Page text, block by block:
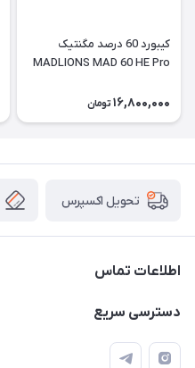
کیبورد 60 درصد مگنتیک
MADLIONS MAD 60 HE Pro
16,800,000 تومان
تحویل اکسپرس
اطلاعات تماس
09120992668
info@jadookb.com
دسترسی سریع
حساب کاربری